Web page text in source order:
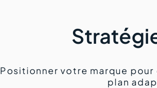
Positionner votre marque
plan